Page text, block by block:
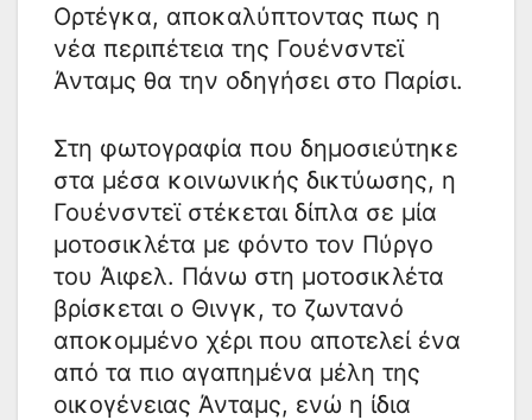
Ορτέγκα, αποκαλύπτοντας πως η
νέα περιπέτεια της Γουένσντεϊ
Άνταμς θα την οδηγήσει στο Παρίσι.
Στη φωτογραφία που δημοσιεύτηκε
στα μέσα κοινωνικής δικτύωσης, η
Γουένσντεϊ στέκεται δίπλα σε μία
μοτοσικλέτα με φόντο τον Πύργο
του Άιφελ. Πάνω στη μοτοσικλέτα
βρίσκεται ο Θινγκ, το ζωντανό
αποκομμένο χέρι που αποτελεί ένα
από τα πιο αγαπημένα μέλη της
οικογένειας Άνταμς, ενώ η ίδια